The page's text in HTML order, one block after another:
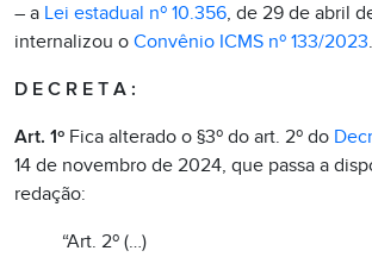
– a Lei estadual nº 10.356, de 29 de abril
internalizou o Convênio ICMS nº 133/2023.
D E C R E T A :
Art. 1º Fica alterado o §3º do art. 2º do
14 de novembro de 2024, que passa a
redação:
“Art. 2º (…)